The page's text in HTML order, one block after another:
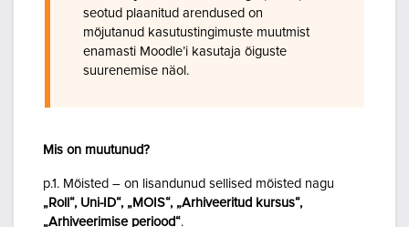
seotud plaanitud arendused on
mõjutanud kasutustingimuste muutmist
enamasti Moodle’i kasutaja õiguste
suurenemise näol.
Mis on muutunud?
p.1. Mõisted – on lisandunud sellised mõisted nagu
„Roll“, Uni-ID“, „MOIS“, „Arhiveeritud kursus“,
„Arhiveerimise periood“.